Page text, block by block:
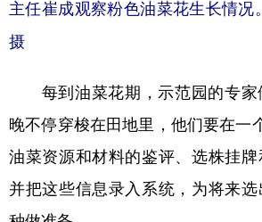
主任崔成观察粉色油菜花生长情况
摄
每到油菜花期，示范园的专家
晚不停穿梭在田地里，他们要在一
油菜资源和材料的鉴评、选株挂牌
并把这些信息录入系统，为将来